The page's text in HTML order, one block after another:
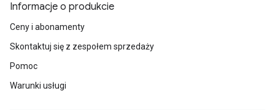
Informacje o produkcie
Ceny i abonamenty
Skontaktuj się z zespołem sprzedaży
Pomoc
Warunki usługi